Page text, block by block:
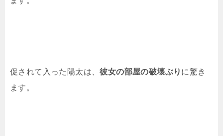
促されて入った陽太は、彼女の部屋の破壊ぶり に驚き
ます。